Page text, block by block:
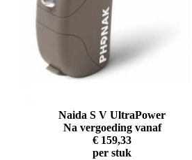
Naida S V UltraPower
Na vergoeding vanaf
€ 159,33
per stuk